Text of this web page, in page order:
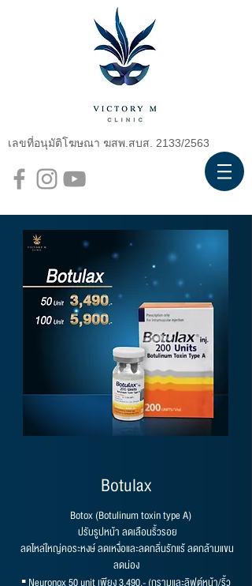
เลขที่อนุมัติโฆษณา ฆสพ.สบส. 2133/2563
Botox (Botulinum toxin type A)
ปรับรูปหน้า ลดเลือนริ้วรอย
ลดไหล่ใหญ่คอระหงษ์ ลดเหงื่อและลดกลิ่นรักแร้ ลดกล้ามแขน
ลดน่อง
▪ Neuronox 50 unit เพียง 3,490.- (กรามและลิฟต์หน้า/ริ้ว
Botulax